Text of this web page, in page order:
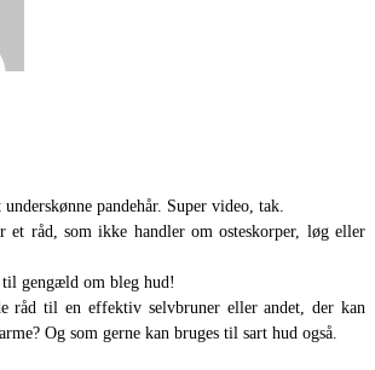
pandehår. Super video, tak.
et råd, som ikke handler om osteskorper, løg eller
gengæld om bleg hud!
råd til en effektiv selvbruner eller andet, der kan
Og som gerne kan bruges til sart hud også.